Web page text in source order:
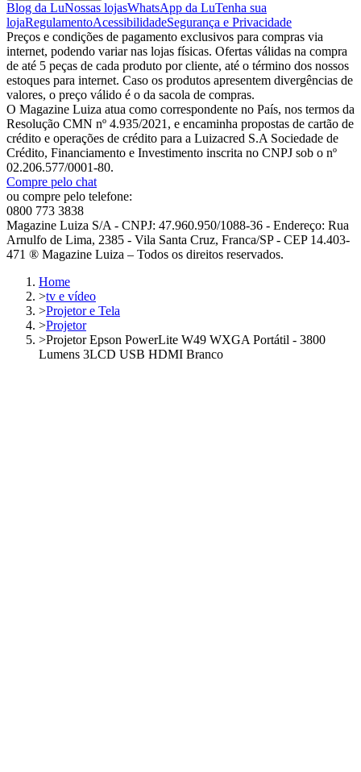
Blog da LuNossas lojasWhatsApp da LuTenha sua
lojaRegulamentoAcessibilidadeSegurança e Privacidade
Preços e condições de pagamento exclusivos para compras via
internet, podendo variar nas lojas físicas. Ofertas válidas na compra
de até 5 peças de cada produto por cliente, até o término dos nossos
estoques para internet. Caso os produtos apresentem divergências de
valores, o preço válido é o da sacola de compras.
O Magazine Luiza atua como correspondente no País, nos termos da
Resolução CMN nº 4.935/2021, e encaminha propostas de cartão de
crédito e operações de crédito para a Luizacred S.A Sociedade de
Crédito, Financiamento e Investimento inscrita no CNPJ sob o nº
02.206.577/0001-80.
Compre pelo chat
ou compre pelo telefone:
0800 773 3838
Magazine Luiza S/A - CNPJ: 47.960.950/1088-36 - Endereço: Rua
Arnulfo de Lima, 2385 - Vila Santa Cruz, Franca/SP - CEP 14.403-
471 ® Magazine Luiza – Todos os direitos reservados.
Home
>tv e vídeo
>Projetor e Tela
>Projetor
>Projetor Epson PowerLite W49 WXGA Portátil - 3800
Lumens 3LCD USB HDMI Branco